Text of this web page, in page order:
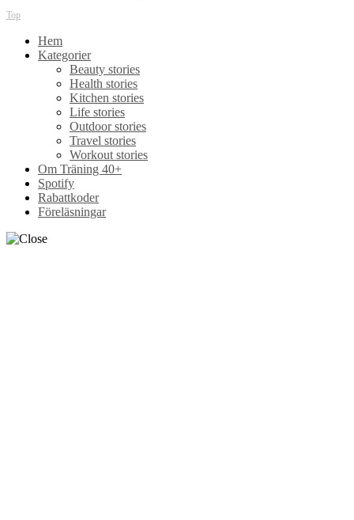
Top
Hem
Kategorier
Beauty stories
Health stories
Kitchen stories
Life stories
Outdoor stories
Travel stories
Workout stories
Om Träning 40+
Spotify
Rabattkoder
Föreläsningar